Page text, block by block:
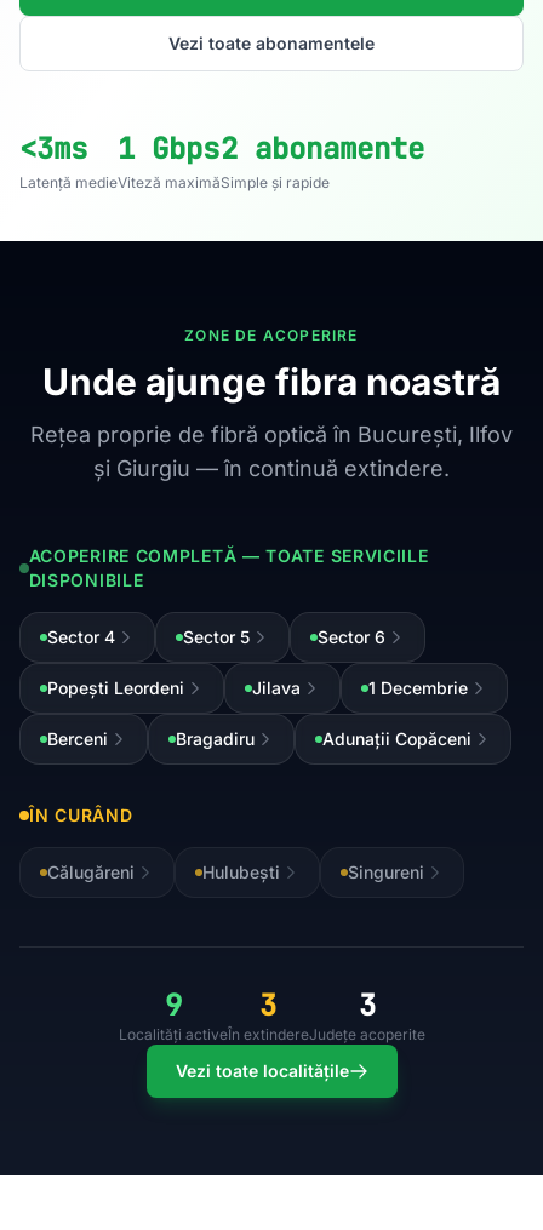
Vezi toate abonamentele
<3ms
Latență medie
1 Gbps
Viteză maximă
2 abonamente
Simple și rapide
ZONE DE ACOPERIRE
Unde ajunge fibra noastră
Rețea proprie de fibră optică în București, Ilfov
și Giurgiu — în continuă extindere.
ACOPERIRE COMPLETĂ — TOATE SERVICIILE
DISPONIBILE
Sector 4 Sector 5 Sector 6
Popești Leordeni Jilava 1 Decembrie
Berceni Bragadiru Adunații Copăceni
ÎN CURÂND
Călugăreni Hulubești Singureni
9
Localități active
3
În extindere
3
Județe acoperite
Vezi toate localitățile